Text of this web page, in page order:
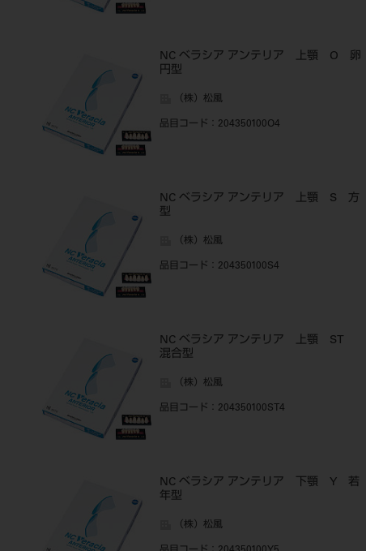
NC ベラシア アンテリア 上顎 O 卵
円型
（株）松風
品目コード ：204350100O4
NC ベラシア アンテリア 上顎 S 方
型
（株）松風
品目コード ：204350100S4
NC ベラシア アンテリア 上顎 ST
混合型
（株）松風
品目コード ：204350100ST4
NC ベラシア アンテリア 下顎 Y 若
年型
（株）松風